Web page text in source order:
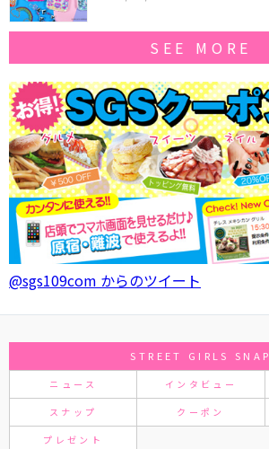
SEE MORE
@sgs109com からのツイート
STREET GIRLS SNAP
ニュース インタビュー
スナップ クーポン
プレゼント